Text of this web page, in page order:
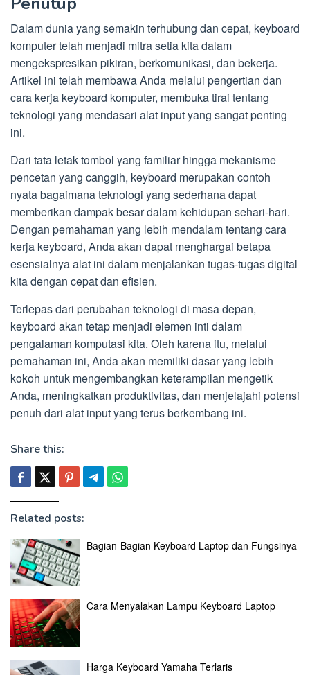
Dalam dunia yang semakin terhubung dan cepat, keyboard
komputer telah menjadi mitra setia kita dalam
mengekspresikan pikiran, berkomunikasi, dan bekerja.
Artikel ini telah membawa Anda melalui pengertian dan
cara kerja keyboard komputer, membuka tirai tentang
teknologi yang mendasari alat input yang sangat penting
ini.
Dari tata letak tombol yang familiar hingga mekanisme
pencetan yang canggih, keyboard merupakan contoh
nyata bagaimana teknologi yang sederhana dapat
memberikan dampak besar dalam kehidupan sehari-hari.
Dengan pemahaman yang lebih mendalam tentang cara
kerja keyboard, Anda akan dapat menghargai betapa
esensialnya alat ini dalam menjalankan tugas-tugas digital
kita dengan cepat dan efisien.
Terlepas dari perubahan teknologi di masa depan,
keyboard akan tetap menjadi elemen inti dalam
pengalaman komputasi kita. Oleh karena itu, melalui
pemahaman ini, Anda akan memiliki dasar yang lebih
kokoh untuk mengembangkan keterampilan mengetik
Anda, meningkatkan produktivitas, dan menjelajahi potensi
penuh dari alat input yang terus berkembang ini.
Share this:
Related posts:
Bagian-Bagian Keyboard Laptop dan Fungsinya
Cara Menyalakan Lampu Keyboard Laptop
Harga Keyboard Yamaha Terlaris